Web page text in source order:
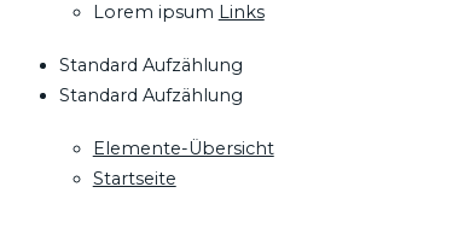
Lorem ipsum Links
Standard Aufzählung
Standard Aufzählung
Elemente-Übersicht
Startseite